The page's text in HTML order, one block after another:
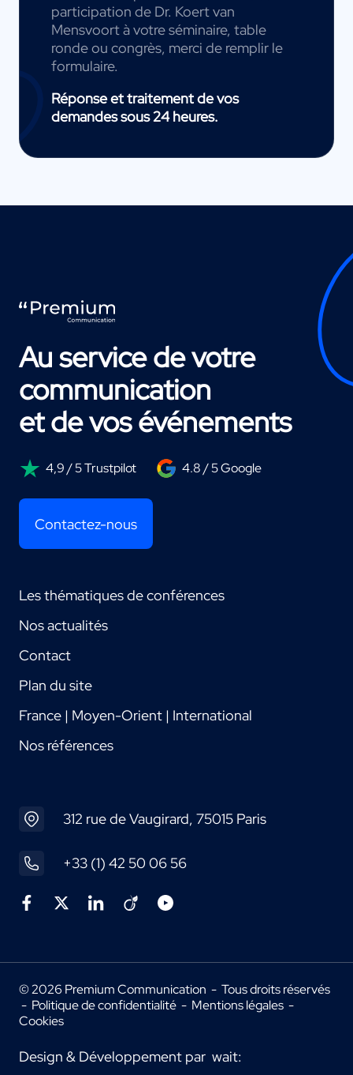
participation de Dr. Koert van
Mensvoort à votre séminaire, table
ronde ou congrès, merci de remplir le
formulaire.
Réponse et traitement de vos
demandes sous 24 heures.
Au service de votre
communication
et de vos événements
4,9 / 5 Trustpilot 4.8 / 5 Google
Contactez-nous
Les thématiques de conférences
Nos actualités
Contact
Plan du site
France | Moyen-Orient | International
Nos références
312 rue de Vaugirard, 75015 Paris
+33 (1) 42 50 06 56
© 2026 Premium Communication - Tous droits réservés
- Politique de confidentialité - Mentions légales -
Cookies
Design & Développement par wait: